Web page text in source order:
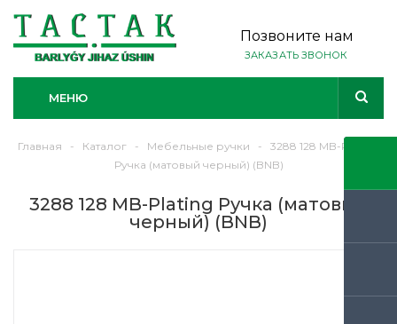
Позвоните нам
ЗАКАЗАТЬ ЗВОНОК
МЕНЮ
Главная - Каталог - Мебельные ручки -
3288 128 MB-Plating
Ручка (матовый черный) (BNB)
3288 128 MB-Plating Ручка (матовый
черный) (BNB)